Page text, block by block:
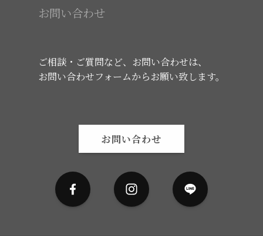
お問い合わせ
ご相談・ご質問など、お問い合わせは、
お問い合わせフォームからお願い致します。
お問い合わせ